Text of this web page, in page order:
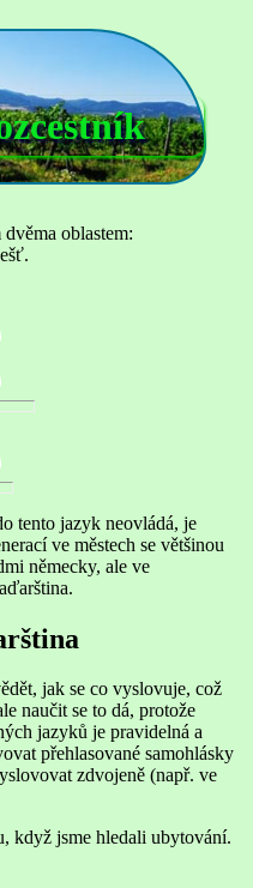
oblastem:
tento jazyk neovládá, je
ve městech se většinou
německy, ale ve
jak se co vyslovuje, což
naučit se to dá, protože
jazyků je pravidelná a
přehlasované samohlásky
zdvojeně (např. ve
když jsme hledali ubytování.